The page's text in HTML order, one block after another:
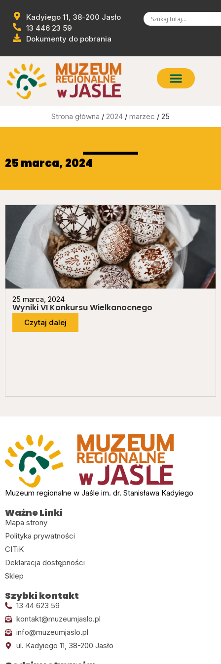
Kadyiego 11, 38-200 Jasło
13 446 23 59
Dokumenty do pobrania
Strona główna / 2024 / marzec / 25
25 marca, 2024
25 marca, 2024
Wyniki VI Konkursu Wielkanocnego
Czytaj dalej
Muzeum regionalne w Jaśle im. dr. Stanisława Kadyiego
Ważne Linki
Mapa strony
Polityka prywatności
CITiK
Deklaracja dostępności
Sklep
Szybki kontakt
13 44 623 59
kontakt@muzeumjaslo.pl
info@muzeumjaslo.pl
ul. Kadyiego 11, 38-200 Jasło